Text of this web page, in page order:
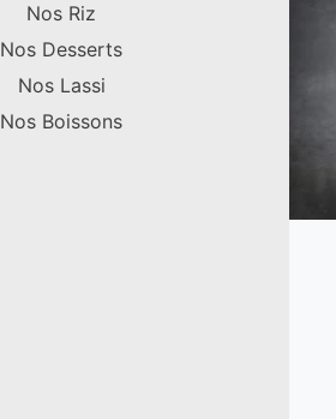
Nos Riz
Nos Desserts
Nos Lassi
Nos Boissons